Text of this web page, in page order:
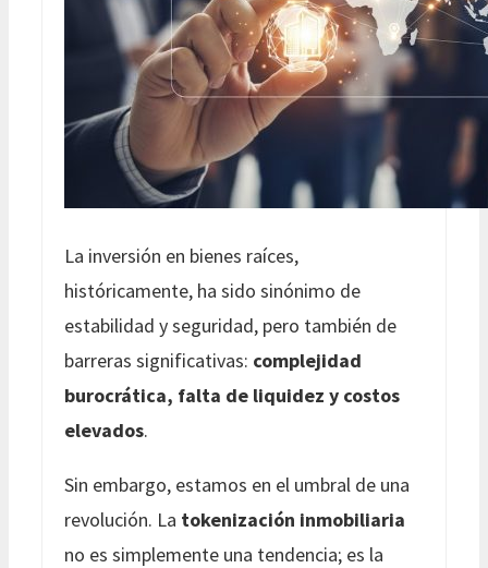
La inversión en bienes raíces,
históricamente, ha sido sinónimo de
estabilidad y seguridad, pero también de
barreras significativas: complejidad
burocrática, falta de liquidez y costos
elevados.
Sin embargo, estamos en el umbral de una
revolución. La tokenización inmobiliaria
no es simplemente una tendencia; es la